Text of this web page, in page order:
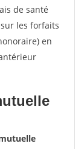
de santé
les forfaits
en